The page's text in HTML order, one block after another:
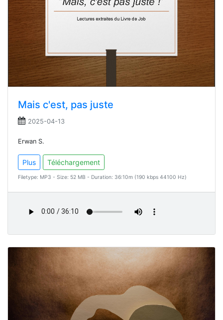
Mais c'est, pas juste
2025-04-13
Erwan S.
Plus Téléchargement
Filetype: MP3 - Size: 52 MB - Duration: 36:10m (190 kbps 44100 Hz)